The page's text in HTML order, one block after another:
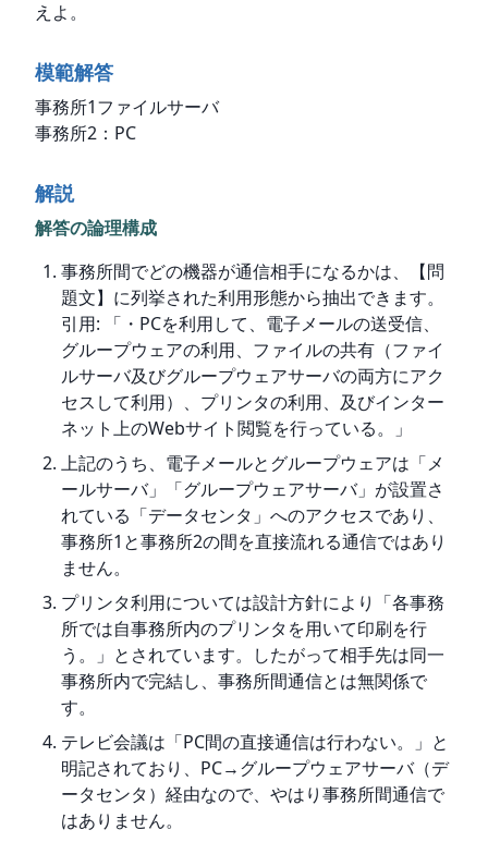
えよ。
模範解答
事務所1ファイルサーバ
事務所2：PC
解説
解答の論理構成
事務所間でどの機器が通信相手になるかは、【問
題文】に列挙された利用形態から抽出できます。
引用: 「・PCを利用して、電子メールの送受信、
グループウェアの利用、ファイルの共有（ファイ
ルサーバ及びグループウェアサーバの両方にアク
セスして利用）、プリンタの利用、及びインター
ネット上のWebサイト閲覧を行っている。」
上記のうち、電子メールとグループウェアは「メ
ールサーバ」「グループウェアサーバ」が設置さ
れている「データセンタ」へのアクセスであり、
事務所1と事務所2の間を直接流れる通信ではあり
ません。
プリンタ利用については設計方針により「各事務
所では自事務所内のプリンタを用いて印刷を行
う。」とされています。したがって相手先は同一
事務所内で完結し、事務所間通信とは無関係で
す。
テレビ会議は「PC間の直接通信は行わない。」と
明記されており、PC→グループウェアサーバ（デ
ータセンタ）経由なので、やはり事務所間通信で
はありません。